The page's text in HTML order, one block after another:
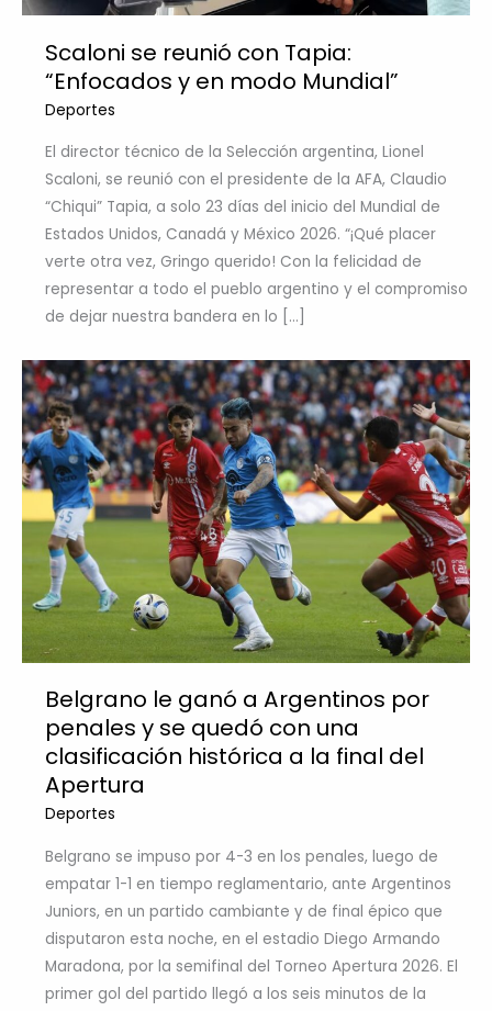
Scaloni se reunió con Tapia:
“Enfocados y en modo Mundial”
Deportes
El director técnico de la Selección argentina, Lionel
Scaloni, se reunió con el presidente de la AFA, Claudio
“Chiqui” Tapia, a solo 23 días del inicio del Mundial de
Estados Unidos, Canadá y México 2026. “¡Qué placer
verte otra vez, Gringo querido! Con la felicidad de
representar a todo el pueblo argentino y el compromiso
de dejar nuestra bandera en lo […]
Belgrano le ganó a Argentinos por
penales y se quedó con una
clasificación histórica a la final del
Apertura
Deportes
Belgrano se impuso por 4-3 en los penales, luego de
empatar 1-1 en tiempo reglamentario, ante Argentinos
Juniors, en un partido cambiante y de final épico que
disputaron esta noche, en el estadio Diego Armando
Maradona, por la semifinal del Torneo Apertura 2026. El
primer gol del partido llegó a los seis minutos de la